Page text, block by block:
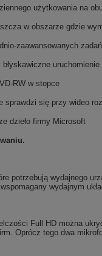
użytkowania na
w obszarze gdzie
zaawansowanych zadań
RW w stopce
sprawdzi się przy wideo
dzieło firmy Microsoft
potrzebują wydajnego
wydajnym
Full HD można
Oprócz tego dwa